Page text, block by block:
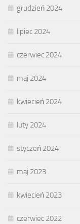
grudzień 2024
lipiec 2024
czerwiec 2024
maj 2024
kwiecień 2024
luty 2024
styczeń 2024
maj 2023
kwiecień 2023
czerwiec 2022